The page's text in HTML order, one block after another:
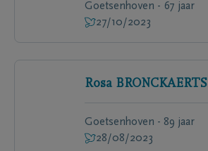
Goetsenhoven - 67 jaar
27/10/2023
Rosa BRONCKAERTS
Goetsenhoven - 89 jaar
28/08/2023